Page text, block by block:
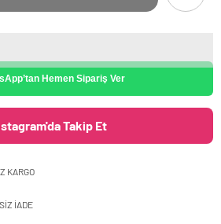
Hemen Sipariş Ver
Takip Et
KARGO
İADE